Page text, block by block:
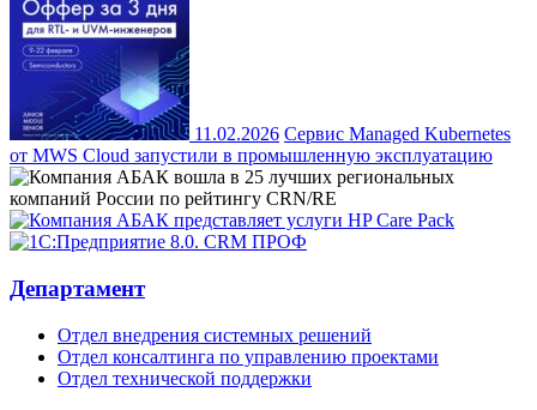
11.02.2026 Сервис Managed Kubernetes
от MWS Cloud запустили в промышленную эксплуатацию
Департамент
Отдел внедрения системных решений
Отдел консалтинга по управлению проектами
Отдел технической поддержки